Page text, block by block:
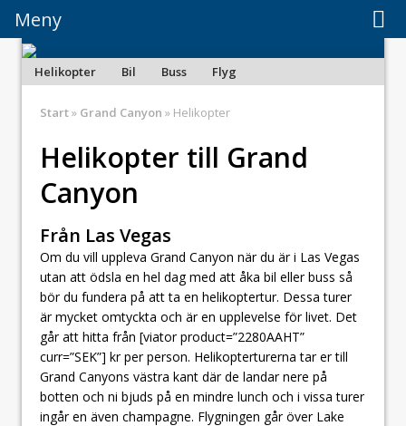
Helikopter Bil Buss Flyg
Meny
Start» Grand Canyon » Helikopter
Helikopter till Grand
Canyon
Från Las Vegas
Om du vill uppleva Grand Canyon när du är i Las Vegas
utan att ödsla en hel dag med att åka bil eller buss så
bör du fundera på att ta en helikoptertur. Dessa turer
är mycket omtyckta och är en upplevelse för livet. Det
går att hitta från [viator product=”2280AAHT”
curr=”SEK”] kr per person. Helikopterturerna tar er till
Grand Canyons västra kant där de landar nere på
botten och ni bjuds på en mindre lunch och i vissa turer
ingår en även champagne. Flygningen går över Lake
Meny